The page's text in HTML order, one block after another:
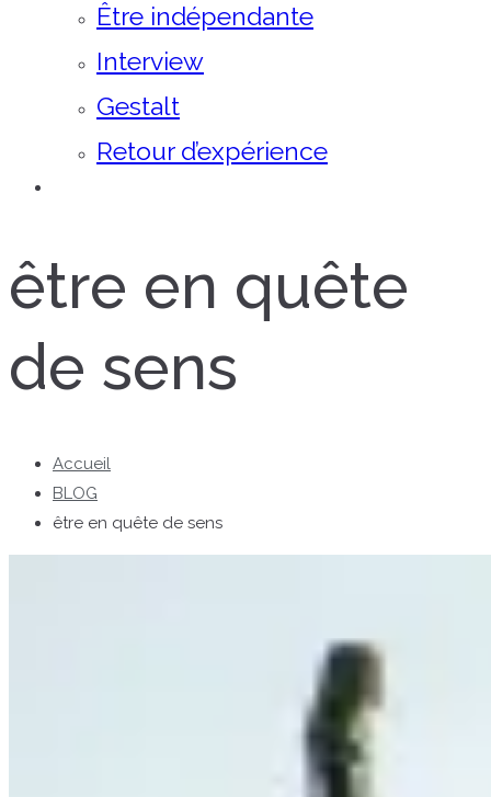
Être indépendante
Interview
Gestalt
Retour d’expérience
être en quête
de sens
Accueil
BLOG
être en quête de sens